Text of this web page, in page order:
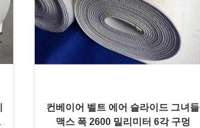
컨베이어 벨트 에어 슬라이드 그녀들
맥스 폭 2600 밀리미터 6각 구멍